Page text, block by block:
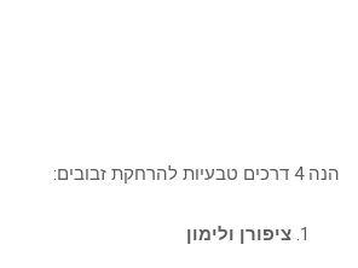
הנה 4 דרכים טבעיות להרחקת זבובים:
ציפורן ולימון